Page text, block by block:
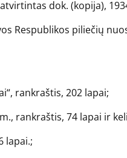
dok. (kopija),
Respublikos piliečių
rankraštis, 202 lapai;
rankraštis, 74 lapai ir
lapai.;